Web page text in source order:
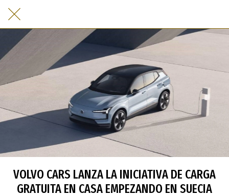
VOLVO CARS LANZA LA INICIATIVA DE CARGA
GRATUITA EN CASA EMPEZANDO EN SUECIA